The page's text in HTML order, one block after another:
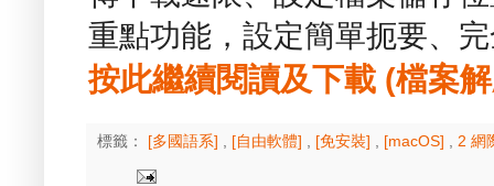
重點功能，設定簡單扼要、
按此繼續閱讀及下載 (檔案
標籤： [多國語系] [自由軟體] [免安裝] [macOS] 2 網